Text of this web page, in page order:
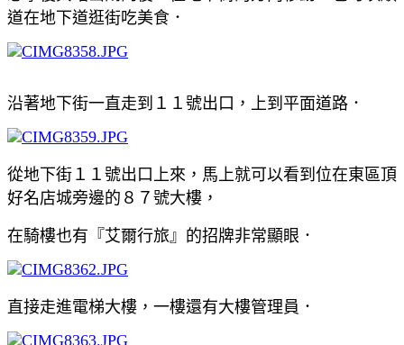
道在地下道逛街吃美食．
沿著地下街一直走到１１號出口，上到平面道路．
從地下街１１號出口上來，馬上就可以看到位在東區頂
好名店城旁邊的８７號大樓，
在騎樓也有『艾爾行旅』的招牌非常顯眼．
直接走進電梯大樓，一樓還有大樓管理員．